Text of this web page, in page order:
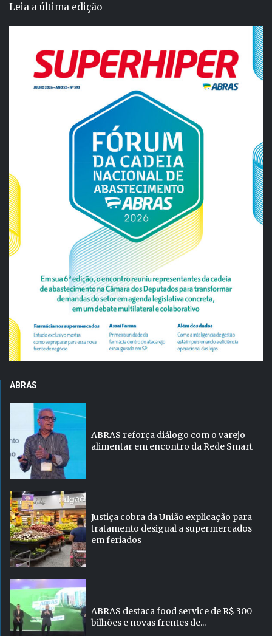
Leia a última edição
ABRAS
ABRAS reforça diálogo com o varejo
alimentar em encontro da Rede Smart
Justiça cobra da União explicação para
tratamento desigual a supermercados
em feriados
ABRAS destaca food service de R$ 300
bilhões e novas frentes de...